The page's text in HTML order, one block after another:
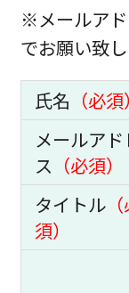
※メールア
でお願い致し
氏名 （必須）
メールアド
ス （必須）
タイトル
須）